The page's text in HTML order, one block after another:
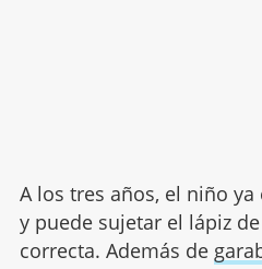
A los tres años, el niño ya
y puede sujetar el lápiz
correcta. Además de